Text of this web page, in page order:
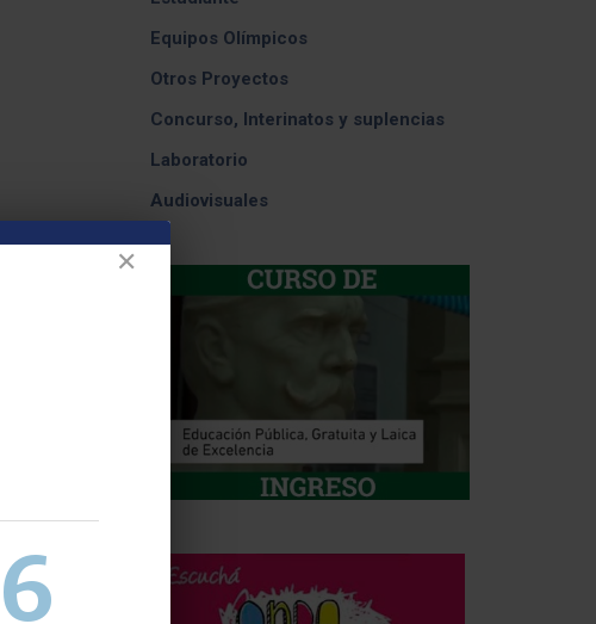
Equipos Olímpicos
Otros Proyectos
Concurso, Interinatos y suplencias
Laboratorio
Audiovisuales
✕